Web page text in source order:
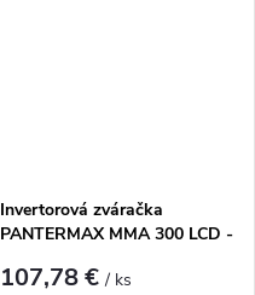
Invertorová zváračka
PANTERMAX MMA 300 LCD -
107,78 €/ ks